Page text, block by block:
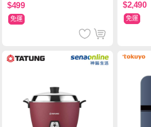
$499
免運
$2,490
免運